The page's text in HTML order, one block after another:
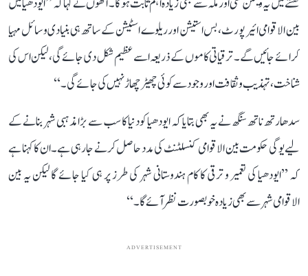
بین الاقوامی ائیر پورٹ، بس استیشن اور ریلوے اسٹیشن کے ساتھ ہی بنیادی وسائل مہیا
کرائے جائیں گے۔ ترقیاتی کاموں کے ذریعہ اسے عظیم شکل دی جائے گی، لیکن اس کی
شناخت، تہذیب و ثقافت اور وجود سے کوئی چھیڑ چھاڑ نہیں کی جائے گی۔‘‘
سدھارتھ ناتھ سنگھ نے یہ بھی بتایا کہ ایودھیا کو دنیا کا سب سے بڑا مذہبی شہر بنانے کے
لیے یوگی حکومت بین الاقوامی کنسلٹنٹ کی مدد حاصل کرنے جا رہی ہے۔ ان کا کہنا ہے
کہ ’’ایودھیا کی تعمیر و ترقی کا کام ہندوستانی شہر کی طرز پر ہی کیا جائے گا لیکن یہ بین
الاقوامی شہر سے بھی زیادہ خوبصورت نظر آئے گا۔‘‘
ADVERTISEMENT